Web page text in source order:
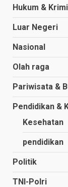
Hukum &
Luar Negeri
Nasional
Olah raga
Pariwisata &
Pendidikan &
Kesehatan
pendidikan
Politik
TNI-Polri